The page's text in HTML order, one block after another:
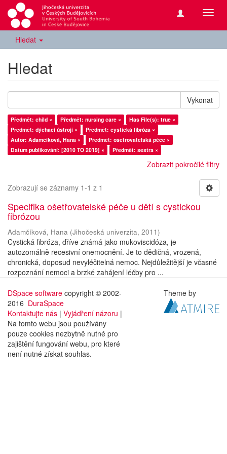
Hledat
Hledat
Vykonat
Předmět: child × Předmět: nursing care ×
Has File(s): true ×
Předmět: dýchací ústrojí ×
Předmět: cystická fibróza ×
Autor: Adamčíková, Hana ×
Předmět: ošetřovatelská péče ×
Datum publikování: [2010 TO 2019] ×
Předmět: sestra ×
Zobrazit pokročilé filtry
Zobrazují se záznamy 1-1 z 1
Specifika ošetřovatelské péče u dětí s cystickou
fibrózou
Adamčíková, Hana (Jihočeská univerzita, 2011)
Cystická fibróza, dříve známá jako mukoviscidóza, je
autozomálně recesivní onemocnění. Je to dědičná, vrozená,
chronická, doposud nevyléčitelná nemoc. Nejdůležitější je včasné
rozpoznání nemoci a brzké zahájení léčby pro ...
DSpace software copyright © 2002-
2016 DuraSpace
Kontaktujte nás | Vyjádření názoru |
Na tomto webu jsou používány
pouze cookies nezbytně nutné pro
zajištění fungování webu, pro které
není nutné získat souhlas.
Theme by